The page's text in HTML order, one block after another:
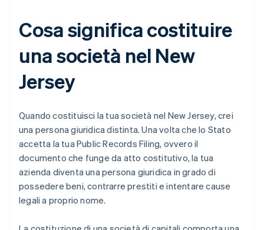
Cosa significa costituire
una società nel New
Jersey
Quando costituisci la tua società nel New Jersey, crei
una persona giuridica distinta. Una volta che lo Stato
accetta la tua Public Records Filing, ovvero il
documento che funge da atto costitutivo, la tua
azienda diventa una persona giuridica in grado di
possedere beni, contrarre prestiti e intentare cause
legali a proprio nome.